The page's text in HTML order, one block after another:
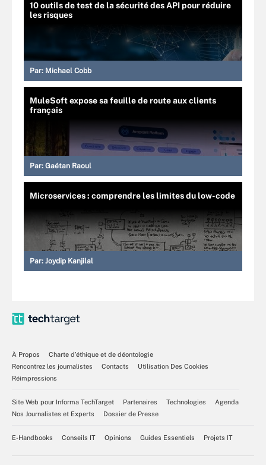
10 outils de test de la sécurité des API pour réduire
les risques
Par: Michael Cobb
MuleSoft expose sa feuille de route aux clients
français
Par: Gaétan Raoul
Microservices : comprendre les limites du low-code
Par: Joydip Kanjilal
À Propos
Charte d’éthique et de déontologie
Rencontrez les journalistes
Contacts
Utilisation Des Cookies
Réimpressions
Site Web pour Informa TechTarget Partenaires Technologies
Agenda
Nos Journalistes et Experts
Dossier de Presse
E-Handbooks Conseils IT Opinions Guides Essentiels Projets IT